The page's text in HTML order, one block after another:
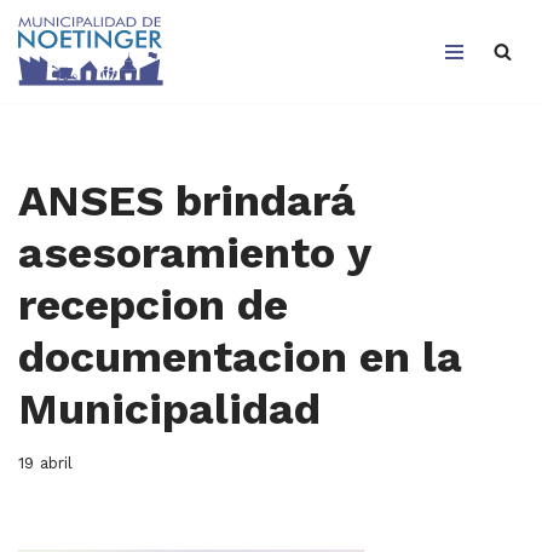
Saltar
ANSES brindará
asesoramiento y
recepcion de
documentacion en la
Municipalidad
19 abril